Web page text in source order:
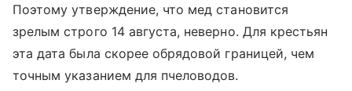
Поэтому утверждение, что мед становится
зрелым строго 14 августа, неверно. Для крестьян
эта дата была скорее обрядовой границей, чем
точным указанием для пчеловодов.